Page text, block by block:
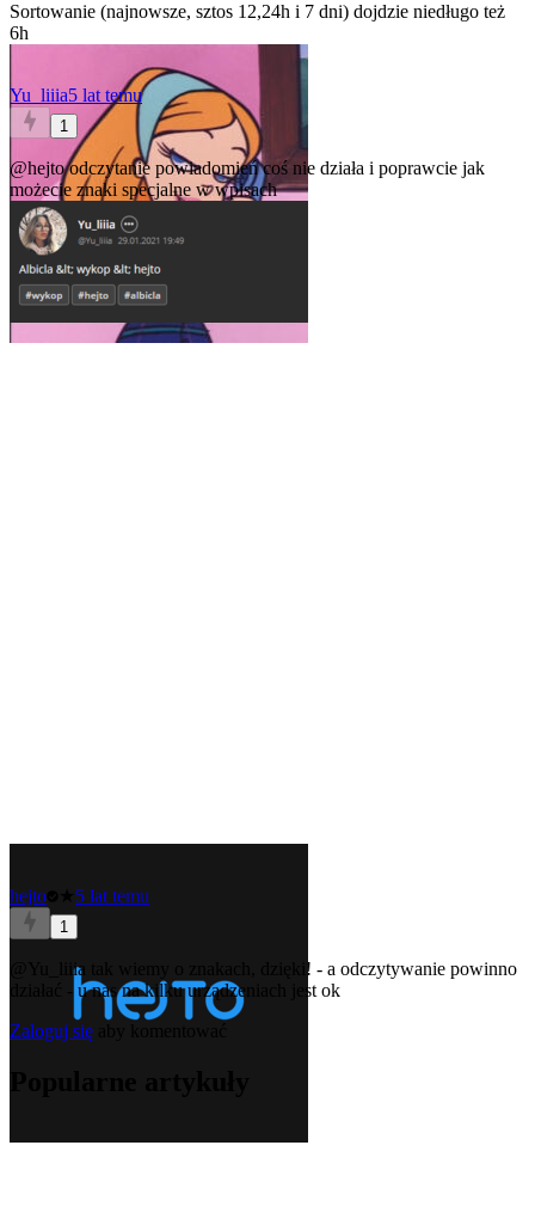
Sortowanie (najnowsze, sztos 12,24h i 7 dni) dojdzie niedługo też
6h
Yu_liiia5 lat temu
1
@hejtoodczytanie powiadomień coś nie działa i poprawcie jak
możecie znaki specjalne w wpisach
hejto 5 lat temu
1
@Yu_liiia
tak wiemy o znakach, dzięki! - a odczytywanie powinno
działać - u nas na kilku urządzeniach jest ok
Zaloguj się